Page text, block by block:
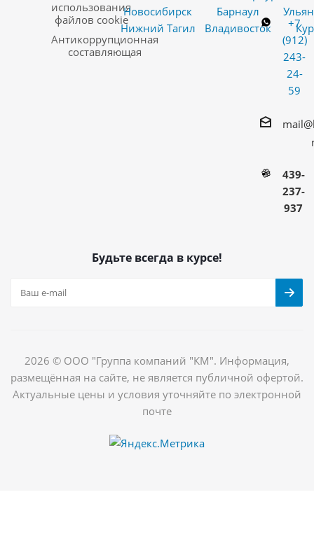
использования
файлов cookie
Антикоррупционная
составляющая
Новосибирск
Нижний Тагил
Барнаул
Владивосток
+7
(912)
243-
24-
59
439-
237-
937
Будьте всегда в курсе!
2026 © ООО "Группа компаний "КМ". Информация,
размещённая на сайте, не является публичной офертой.
Актуальные цены и условия уточняйте по электронной
почте